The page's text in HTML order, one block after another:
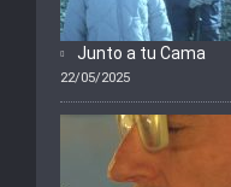
Junto a tu Cama
22/05/2025